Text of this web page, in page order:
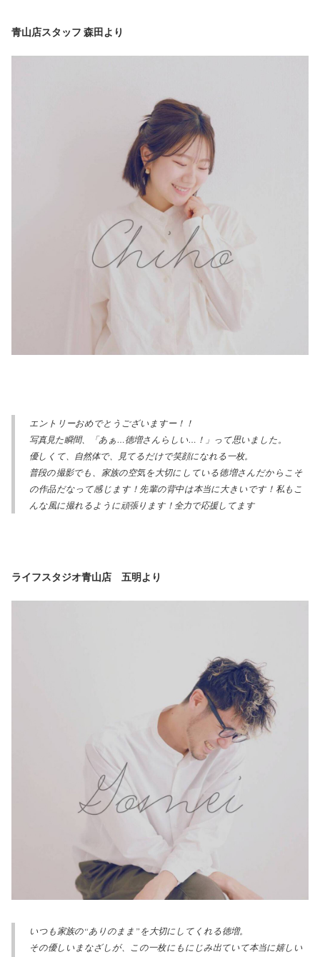
青山店スタッフ 森田より
エントリーおめでとうございますー！！
写真見た瞬間、「あぁ…徳増さんらしい…！」って思いました。
優しくて、自然体で、見てるだけで笑顔になれる一枚。
普段の撮影でも、家族の空気を大切にしている徳増さんだからこそ
の作品だなって感じます！先輩の背中は本当に大きいです！私もこ
んな風に撮れるように頑張ります！全力で応援してます
ライフスタジオ青山店 五明より
いつも家族の“ありのまま”を大切にしてくれる徳増。
その優しいまなざしが、この一枚にもにじみ出ていて本当に嬉しい